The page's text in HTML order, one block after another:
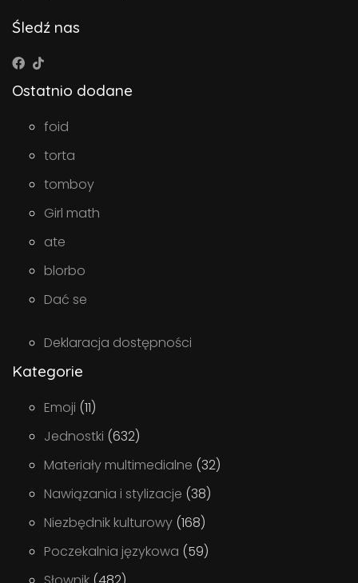
Śledź nas
Ostatnio dodane
foid
torta
tomboy
Girl math
ate
blorbo
Dać se
Deklaracja dostępności
Kategorie
Emoji (11)
Jednostki (632)
Materiały multimedialne (32)
Nawiązania i stylizacje (38)
Niezbędnik kulturowy (168)
Poczekalnia językowa (59)